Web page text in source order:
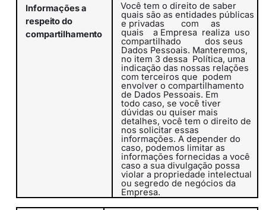
Informaçõesa
respeito do
compartilhamento
Você tem o direito de saber
quais são as entidades públicas
e privadas
com
as
quais
a Empresa realiza uso
compartilhado
dos seus
Dados Pessoais. Manteremos,
no item 3 dessa Política, uma
indicação das nossas relações
com terceiros que podem
envolver o compartilhamento
de Dados Pessoais. Em
todo caso, se você tiver
dúvidas ou quiser mais
detalhes, você tem o direito de
nos solicitar essas
informações. A depender do
caso, podemos limitar as
informações fornecidas a você
caso a sua divulgação possa
violar a propriedade intelectual
ou segredo de negócios da
Empresa.